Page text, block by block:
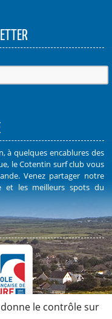
à quelques encablures des
le Cotentin surf club vous
Venez partager notre
et les meilleurs spots du
et Sponsorsle contrôle sur